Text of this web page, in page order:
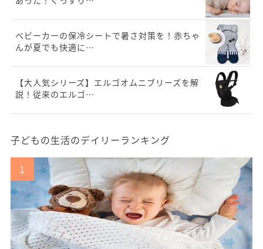
ベビーカーの保冷シートで暑さ対策を！赤ちゃ
んが夏でも快適に…
【大人気シリーズ】エルゴオムニブリーズを解
説！従来のエルゴ…
子どもの生活のデイリーランキング